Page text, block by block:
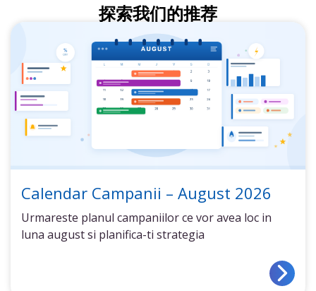
探索我们的推荐
Calendar Campanii – August 2026
Urmareste planul campaniilor ce vor avea loc in
luna august si planifica-ti strategia